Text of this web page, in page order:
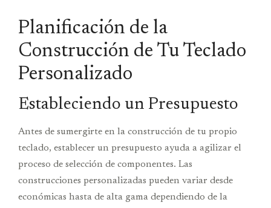
Planificación de la
Construcción de Tu Teclado
Personalizado
Estableciendo un Presupuesto
Antes de sumergirte en la construcción de tu propio
teclado, establecer un presupuesto ayuda a agilizar el
proceso de selección de componentes. Las
construcciones personalizadas pueden variar desde
económicas hasta de alta gama dependiendo de la